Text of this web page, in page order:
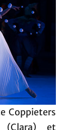
Coppieters
(Clara) et